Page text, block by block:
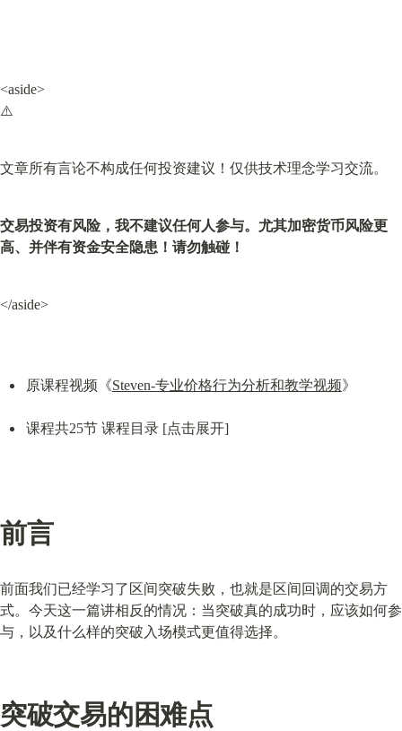
<aside>
⚠️
文章所有言论不构成任何投资建议！仅供技术理念学习交流。
交易投资有风险，我不建议任何人参与。尤其加密货币风险更
高、并伴有资金安全隐患！请勿触碰！
</aside>
原课程视频《Steven-专业价格行为分析和教学视频》
课程共25节 课程目录 [点击展开]
前言
前面我们已经学习了区间突破失败，也就是区间回调的交易方
式。今天这一篇讲相反的情况：当突破真的成功时，应该如何参
与，以及什么样的突破入场模式更值得选择。
突破交易的困难点